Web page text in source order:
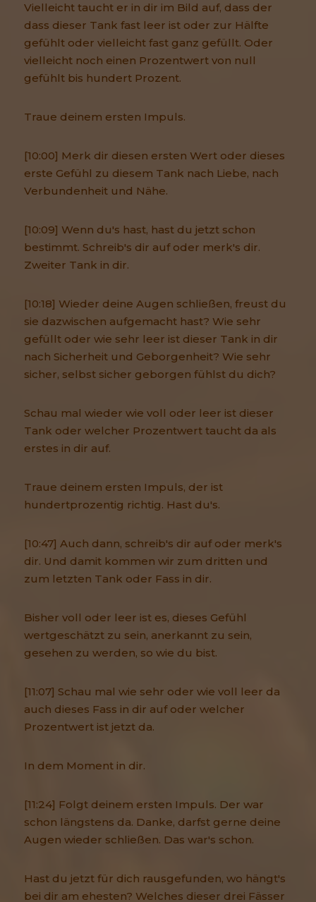
Vielleicht taucht er in dir im Bild auf, dass der
dass dieser Tank fast leer ist oder zur Hälfte
gefühlt oder vielleicht fast ganz gefüllt. Oder
vielleicht noch einen Prozentwert von null
gefühlt bis hundert Prozent.
Traue deinem ersten Impuls.
[10:00] Merk dir diesen ersten Wert oder dieses
erste Gefühl zu diesem Tank nach Liebe, nach
Verbundenheit und Nähe.
[10:09] Wenn du's hast, hast du jetzt schon
bestimmt. Schreib's dir auf oder merk's dir.
Zweiter Tank in dir.
[10:18] Wieder deine Augen schließen, freust du
sie dazwischen aufgemacht hast? Wie sehr
gefüllt oder wie sehr leer ist dieser Tank in dir
nach Sicherheit und Geborgenheit? Wie sehr
sicher, selbst sicher geborgen fühlst du dich?
Schau mal wieder wie voll oder leer ist dieser
Tank oder welcher Prozentwert taucht da als
erstes in dir auf.
Traue deinem ersten Impuls, der ist
hundertprozentig richtig. Hast du's.
[10:47] Auch dann, schreib's dir auf oder merk's
dir. Und damit kommen wir zum dritten und
zum letzten Tank oder Fass in dir.
Bisher voll oder leer ist es, dieses Gefühl
wertgeschätzt zu sein, anerkannt zu sein,
gesehen zu werden, so wie du bist.
[11:07] Schau mal wie sehr oder wie voll leer da
auch dieses Fass in dir auf oder welcher
Prozentwert ist jetzt da.
In dem Moment in dir.
[11:24] Folgt deinem ersten Impuls. Der war
schon längstens da. Danke, darfst gerne deine
Augen wieder schließen. Das war's schon.
Hast du jetzt für dich rausgefunden, wo hängt's
bei dir am ehesten? Welches dieser drei Fässer